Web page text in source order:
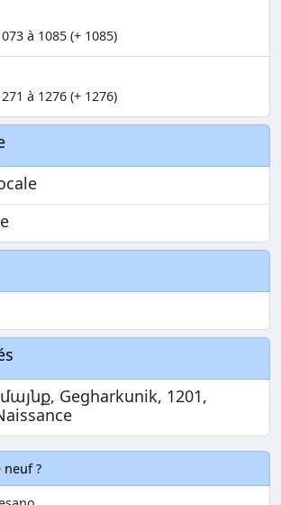
à 1085 (+ 1085)
à 1276 (+ 1276)
Gegharkunik, 1201,
neuf ?